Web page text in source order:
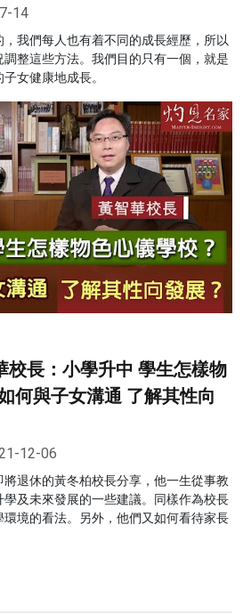
14
我們每人也有着不同的成長經歷，所以
整這些方法。我們目的只有一個，就是
女健康地成長。
校長：小學升中 學生怎樣物
何與子女溝通 了解其性向
12-06
退休的黃冬柏校長分享，他一生從事教
及未來發展的一些建議。同樣作為校長
境的看法。另外，他們又如何看待家長